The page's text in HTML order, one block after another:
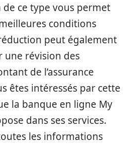
ce type vous permet
conditions
peut également
une révision des
de l’assurance
êtes intéressés par cette
la banque en ligne My
dans ses services.
les informations